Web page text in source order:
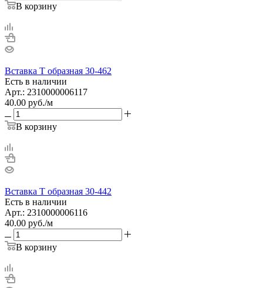
В корзину
Вставка Т образная 30-462
Есть в наличии
Арт.: 2310000006117
40.00 руб./м
В корзину
Вставка Т образная 30-442
Есть в наличии
Арт.: 2310000006116
40.00 руб./м
В корзину